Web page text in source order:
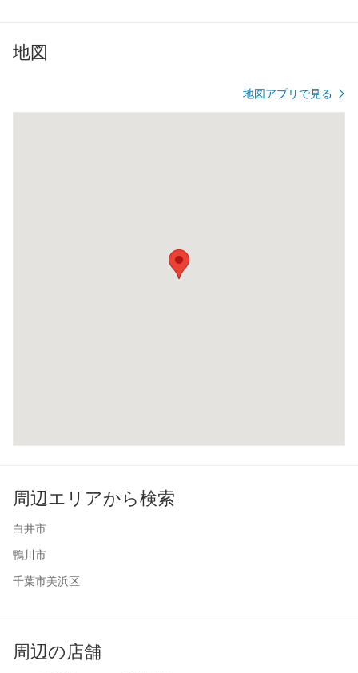
地図
地図アプリで見る
周辺エリアから検索
白井市
鴨川市
千葉市美浜区
周辺の店舗